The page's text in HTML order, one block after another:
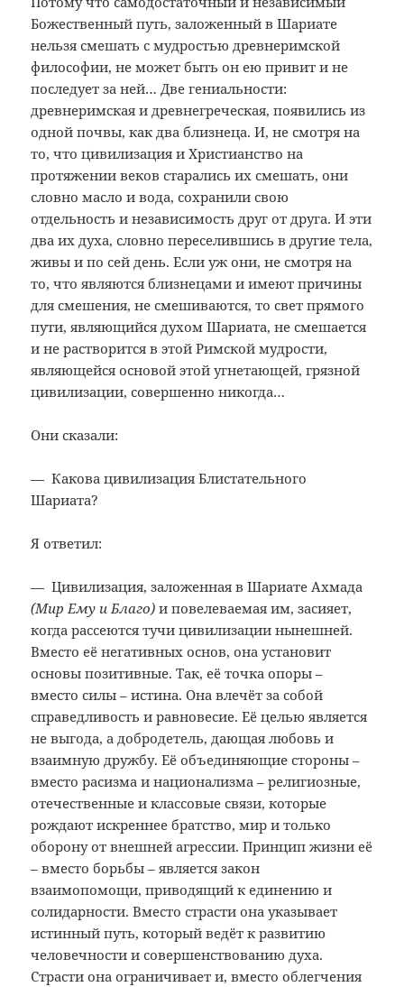
Божественный путь, заложенный в Шариате
нельзя смешать с мудростью древнеримской
философии, не может быть он ею привит и не
последует за ней… Две гениальности:
древнеримская и древнегреческая, появились из
одной почвы, как два близнеца. И, не смотря на
то, что цивилизация и Христианство на
протяжении веков старались их смешать, они
словно масло и вода, сохранили свою
отдельность и независимость друг от друга. И эти
два их духа, словно переселившись в другие тела,
живы и по сей день. Если уж они, не смотря на
то, что являются близнецами и имеют причины
для смешения, не смешиваются, то свет прямого
пути, являющийся духом Шариата, не смешается
и не растворится в этой Римской мудрости,
являющейся основой этой угнетающей, грязной
цивилизации, совершенно никогда…
Они сказали:
— Какова цивилизация Блистательного
Шариата?
Я ответил:
— Цивилизация, заложенная в Шариате Ахмада
(Мир Ему и Благо) и повелеваемая им, засияет,
когда рассеются тучи цивилизации нынешней.
Вместо её негативных основ, она установит
основы позитивные. Так, её точка опоры –
вместо силы – истина. Она влечёт за собой
справедливость и равновесие. Её целью является
не выгода, а добродетель, дающая любовь и
взаимную дружбу. Её объединяющие стороны –
вместо расизма и национализма – религиозные,
отечественные и классовые связи, которые
рождают искреннее братство, мир и только
оборону от внешней агрессии. Принцип жизни её
– вместо борьбы – является закон
взаимопомощи, приводящий к единению и
солидарности. Вместо страсти она указывает
истинный путь, который ведёт к развитию
человечности и совершенствованию духа.
Страсти она ограничивает и, вместо облегчения